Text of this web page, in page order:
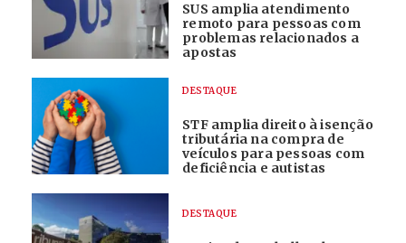
SUS amplia atendimento
remoto para pessoas com
problemas relacionados a
apostas
DESTAQUE
STF amplia direito à isenção
tributária na compra de
veículos para pessoas com
deficiência e autistas
DESTAQUE